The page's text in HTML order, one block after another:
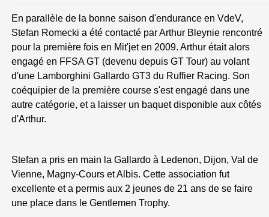
En parallèle de la bonne saison d'endurance en VdeV,
Stefan Romecki a été contacté par Arthur Bleynie rencontré
pour la première fois en Mit'jet en 2009. Arthur était alors
engagé en FFSA GT (devenu depuis GT Tour) au volant
d'une Lamborghini Gallardo GT3 du Ruffier Racing. Son
coéquipier de la première course s'est engagé dans une
autre catégorie, et a laisser un baquet disponible aux côtés
d'Arthur.
Stefan a pris en main la Gallardo à Ledenon, Dijon, Val de
Vienne, Magny-Cours et Albis. Cette association fut
excellente et a permis aux 2 jeunes de 21 ans de se faire
une place dans le Gentlemen Trophy.